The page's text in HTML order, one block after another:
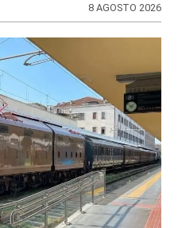
8 AGOSTO 2026